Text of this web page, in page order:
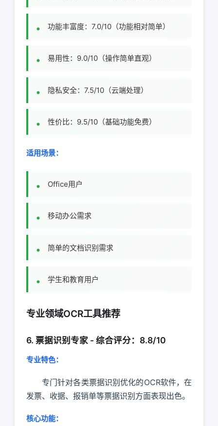
功能丰富度：7.0/10（功能相对简单）
易用性：9.0/10（操作简单直观）
隐私安全：7.5/10（云端处理）
性价比：9.5/10（基础功能免费）
适用场景：
Office用户
移动办公需求
简单的文档识别需求
学生和教育用户
专业领域OCR工具推荐
6. 票据识别专家 - 综合评分：8.8/10
专业特色：
专门针对各类票据识别优化的OCR软件，在
发票、收据、报销单等票据识别方面表现出色。
核心功能：